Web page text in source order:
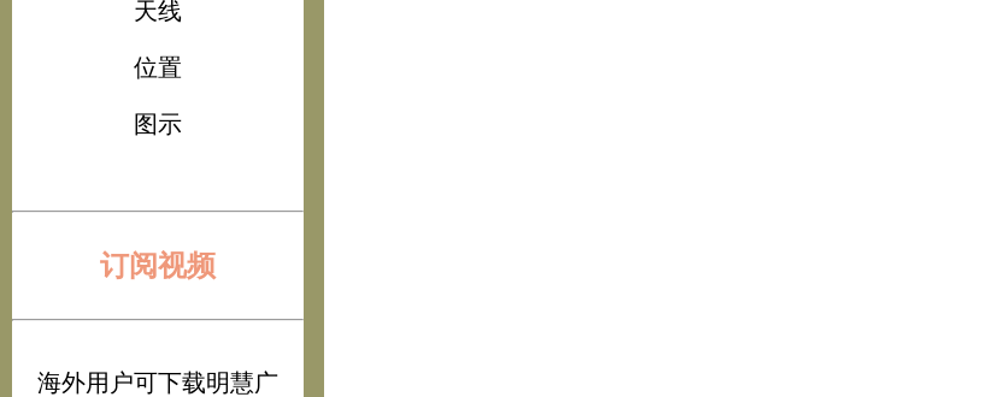
天线
位置
图示
订阅视频
海外用户可下载明慧广